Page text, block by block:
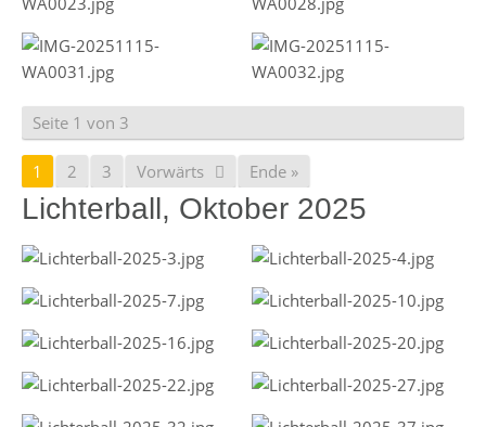
Seite 1 von 3
1 2 3 Vorwärts Ende »
Lichterball, Oktober 2025